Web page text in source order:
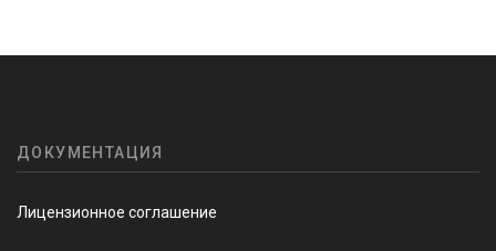
ДОКУМЕНТАЦИЯ
Лицензионное соглашение